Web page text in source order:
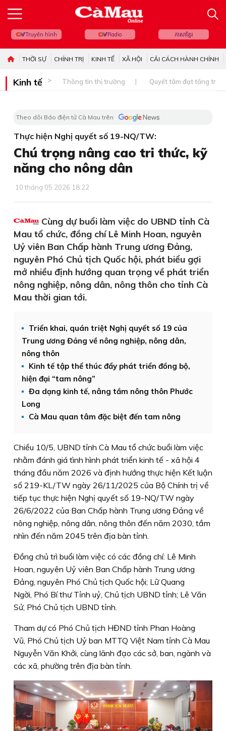
Truyền hình Radio ភាសាខ្មែរ
THỜI SỰ CHÍNH TRỊ KINH TẾ XÃ HỘI CẢI CÁCH HÀNH CHÍNH
Kinh tế Thông tin thị trường Quyết tâm đạt tăng
Theo dõi Báo điện tử Cà Mau trên
Thực hiện Nghị quyết số 19-NQ/TW:
Chú trọng nâng cao tri thức, kỹ
năng cho nông dân
10 tháng 05 2026 18:22
Cùng dự buổi làm việc do UBND tỉnh Cà
Mau tổ chức, đồng chí Lê Minh Hoan, nguyên
Uỷ viên Ban Chấp hành Trung ương Đảng,
nguyên Phó Chủ tịch Quốc hội, phát biểu gợi
mở nhiều định hướng quan trọng về phát triển
nông nghiệp, nông dân, nông thôn cho tỉnh Cà
Mau thời gian tới.
Triển khai, quán triệt Nghị quyết số 19 của
Trung ương Đảng về nông nghiệp, nông dân,
nông thôn
Kinh tế tập thể thúc đẩy phát triển đồng bộ,
hiện đại “tam nông”
Đa dạng kinh tế, nâng tầm nông thôn Phước
Long
Cà Mau quan tâm đặc biệt đến tam nông
Chiều 10/5, UBND tỉnh Cà Mau tổ chức buổi làm việc
nhằm đánh giá tình hình phát triển kinh tế - xã hội 4
tháng đầu năm 2026 và định hướng thực hiện Kết luận
số 219-KL/TW ngày 26/11/2025 của Bộ Chính trị về
tiếp tục thực hiện Nghị quyết số 19-NQ/TW ngày
26/6/2022 của Ban Chấp hành Trung ương Đảng về
nông nghiệp, nông dân, nông thôn đến năm 2030, tầm
nhìn đến năm 2045 trên địa bàn tỉnh.
Đồng chủ trì buổi làm việc có các đồng chí: Lê Minh
Hoan, nguyên Uỷ viên Ban Chấp hành Trung ương
Đảng, nguyên Phó Chủ tịch Quốc hội; Lữ Quang
Ngời, Phó Bí thư Tỉnh uỷ, Chủ tịch UBND tỉnh; Lê Văn
Sử, Phó Chủ tịch UBND tỉnh.
Tham dự có Phó Chủ tịch HĐND tỉnh Phan Hoàng
Vũ, Phó Chủ tịch Uỷ ban MTTQ Việt Nam tỉnh Cà Mau
Nguyễn Văn Khởi, cùng lãnh đạo các sở, ban, ngành và
các xã, phường trên địa bàn tỉnh.